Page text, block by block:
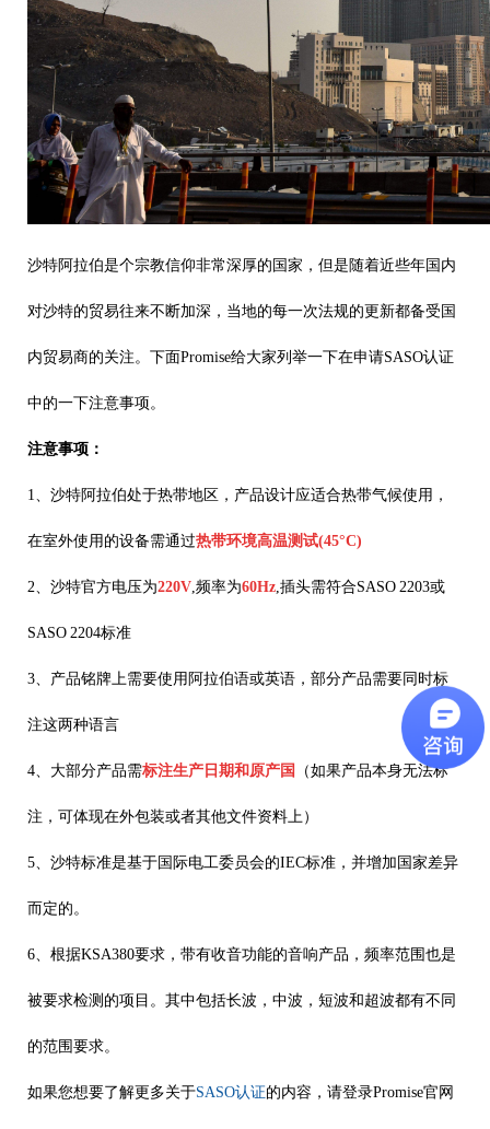
沙特阿拉伯是个宗教信仰非常深厚的国家，但是随着近些年国内
对沙特的贸易往来不断加深，当地的每一次法规的更新都备受国
内贸易商的关注。下面Promise给大家列举一下在申请SASO认证
中的一下注意事项。
注意事项：
1、 沙特阿拉伯处于热带地区，产品设计应适合热带气候使用，
在室外使用的设备需通过热带环境高温测试(45°C)
2、 沙特官方电压为220V,频率为60Hz,插头需符合SASO 2203或
SASO 2204标准
3、 产品铭牌上需要使用阿拉伯语或英语，部分产品需要同时标
注这两种语言
4、 大部分产品需标注生产日期和原产国 （如果产品本身无法标
注，可体现在外包装或者其他文件资料上）
5、 沙特标准是基于国际电工委员会的IEC标准，并增加国家差异
而定的。
6、 根据KSA380要求，带有收音功能的音响产品，频率范围也是
被要求检测的项目。其中包括长波，中波，短波和超波都有不同
的范围要求。
如果您想要了解更多关于SASO认证的内容，请登录Promise官网